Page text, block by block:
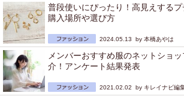
普段使いにぴったり！高見えする
購入場所や選び方
2024.05.13 by 本橋あやは
メンバーおすすめ服のネットショ
介！アンケート結果発表
2021.02.02 by キレイナビ編